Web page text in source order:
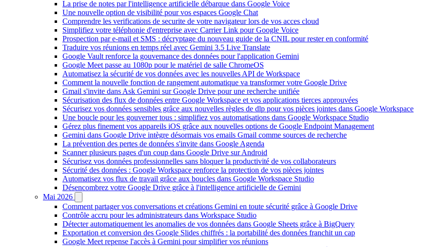
La prise de notes par l'intelligence artificielle débarque dans Google Voice
Une nouvelle option de visibilité pour vos espaces Google Chat
Comprendre les verifications de securite de votre navigateur lors de vos acces cloud
Simplifiez votre téléphonie d'entreprise avec Carrier Link pour Google Voice
Prospection par e-mail et SMS : décryptage du nouveau guide de la CNIL pour rester en conformité
Traduire vos réunions en temps réel avec Gemini 3.5 Live Translate
Google Vault renforce la gouvernance des données pour l'application Gemini
Google Meet passe au 1080p pour le matériel de salle ChromeOS
Automatisez la sécurité de vos données avec les nouvelles API de Workspace
Comment la nouvelle fonction de rangement automatique va transformer votre Google Drive
Gmail s'invite dans Ask Gemini sur Google Drive pour une recherche unifiée
Sécurisation des flux de données entre Google Workspace et vos applications tierces approuvées
Sécurisez vos données sensibles grâce aux nouvelles règles de dlp pour vos pièces jointes dans Google Workspace
Une boucle pour les gouverner tous : simplifiez vos automatisations dans Google Workspace Studio
Gérez plus finement vos appareils iOS grâce aux nouvelles options de Google Endpoint Management
Gemini dans Google Drive intègre désormais vos emails Gmail comme sources de recherche
La prévention des pertes de données s'invite dans Google Agenda
Scanner plusieurs pages d'un coup dans Google Drive sur Android
Sécurisez vos données professionnelles sans bloquer la productivité de vos collaborateurs
Sécurité des données : Google Workspace renforce la protection de vos pièces jointes
Automatisez vos flux de travail grâce aux boucles dans Google Workspace Studio
Désencombrez votre Google Drive grâce à l'intelligence artificielle de Gemini
Mai 2026
Comment partager vos conversations et créations Gemini en toute sécurité grâce à Google Drive
Contrôle accru pour les administrateurs dans Workspace Studio
Détecter automatiquement les anomalies de vos données dans Google Sheets grâce à BigQuery
Exportation et conversion des Google Slides chiffrés : la portabilité des données franchit un cap
Google Meet repense l'accès à Gemini pour simplifier vos réunions